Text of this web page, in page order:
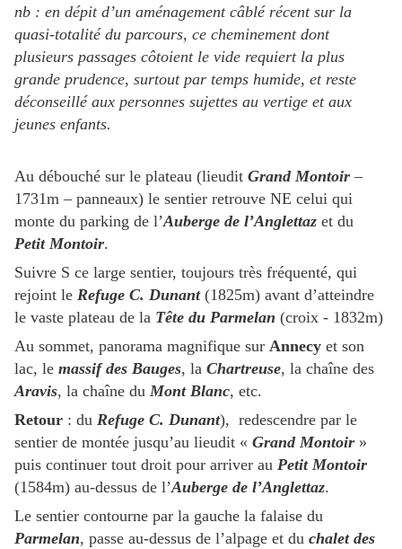
nb : en dépit d’un aménagement câblé récent sur la
quasi-totalité du parcours, ce cheminement dont
plusieurs passages côtoient le vide requiert la plus
grande prudence, surtout par temps humide, et reste
déconseillé aux personnes sujettes au vertige et aux
jeunes enfants.
Au débouché sur le plateau (lieudit Grand Montoir –
1731m – panneaux) le sentier retrouve NE celui qui
monte du parking de l’Auberge de l’Anglettaz et du
Petit Montoir.
Suivre S ce large sentier, toujours très fréquenté, qui
rejoint le Refuge C. Dunant(1825m) avant d’atteindre
le vaste plateau de la Tête du Parmelan (croix - 1832m)
Au sommet, panorama magnifique sur Annecy et son
lac, le massif des Bauges, la Chartreuse, la chaîne des
Aravis, la chaîne du Mont Blanc, etc.
Retour : du Refuge C. Dunant), redescendre par le
sentier de montée jusqu’au lieudit « Grand Montoir »
puis continuer tout droit pour arriver au Petit Montoir
(1584m) au-dessus de l’Auberge de l’Anglettaz.
Le sentier contourne par la gauche la falaise du
Parmelan, passe au-dessus de l’alpage et du chalet des